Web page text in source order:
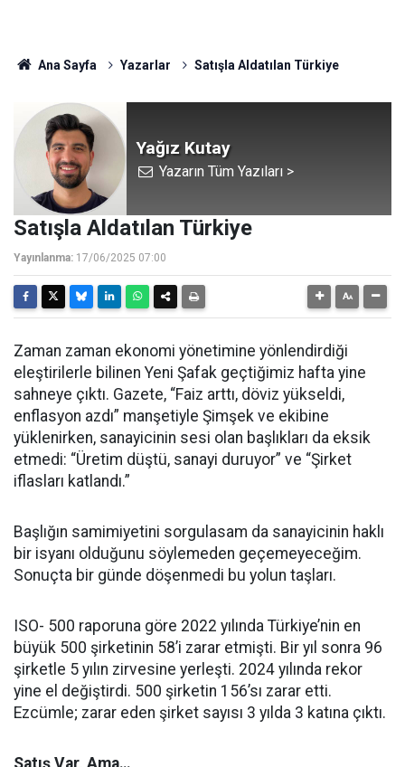
Ana Sayfa Yazarlar Satışla Aldatılan Türkiye
Yağız Kutay
Yazarın Tüm Yazıları >
Satışla Aldatılan Türkiye
Yayınlanma: 17/06/2025 07:00
Zaman zaman ekonomi yönetimine yönlendirdiği
eleştirilerle bilinen Yeni Şafak geçtiğimiz hafta yine
sahneye çıktı. Gazete, “Faiz arttı, döviz yükseldi,
enflasyon azdı” manşetiyle Şimşek ve ekibine
yüklenirken, sanayicinin sesi olan başlıkları da eksik
etmedi: “Üretim düştü, sanayi duruyor” ve “Şirket
iflasları katlandı.”
Başlığın samimiyetini sorgulasam da sanayicinin haklı
bir isyanı olduğunu söylemeden geçemeyeceğim.
Sonuçta bir günde döşenmedi bu yolun taşları.
ISO- 500 raporuna göre 2022 yılında Türkiye’nin en
büyük 500 şirketinin 58’i zarar etmişti. Bir yıl sonra 96
şirketle 5 yılın zirvesine yerleşti. 2024 yılında rekor
yine el değiştirdi. 500 şirketin 156’sı zarar etti.
Ezcümle; zarar eden şirket sayısı 3 yılda 3 katına çıktı.
Satış Var, Ama…